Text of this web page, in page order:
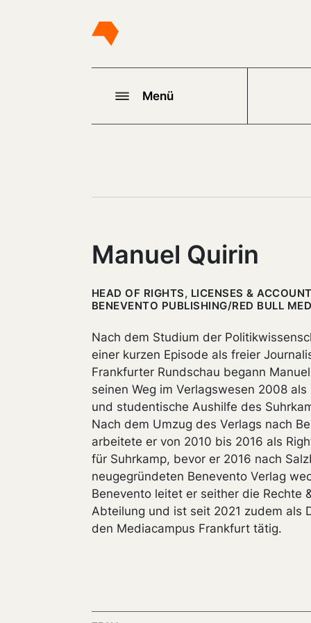
Menü
Manuel Quirin
HEAD OF RIGHTS, LICENSES &
BENEVENTO PUBLISHING/RED BULL
Nach dem Studium der
einer kurzen Episode als freier
Frankfurter Rundschau begann
seinen Weg im Verlagswesen 2008
und studentische Aushilfe des
Nach dem Umzug des Verlags nach
arbeitete er von 2010 bis 2016 als
für Suhrkamp, bevor er 2016 nach
neugegründeten Benevento Verlag
Benevento leitet er seither die Rechte
Abteilung und ist seit 2021 zudem als
den Mediacampus Frankfurt tätig.